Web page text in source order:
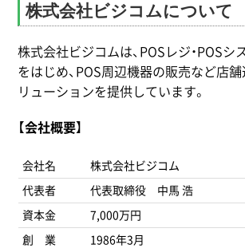
株式会社ビジコムについて
株式会社ビジコムは、POSレジ・POSシ
をはじめ、POS周辺機器の販売など店
リューションを提供しています。
【会社概要】
会社名 株式会社ビジコム
代表者 代表取締役 中馬 浩
資本金 7,000万円
創 業 1986年3月